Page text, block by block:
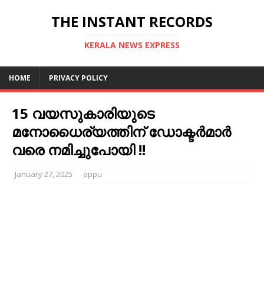
THE INSTANT RECORDS
KERALA NEWS EXPRESS
HOME PRIVACY POLICY
15 വയസുകാരിയുടെ
മനോധൈര്യത്തിന് ഡോക്ടർമാർ
വരെ നമിച്ചുപോയി !!
January 27, 2025 appu